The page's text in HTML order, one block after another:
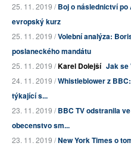
25. 11. 2019 /Boj o následnictví
evropský kurz
25. 11. 2019 /Volební analýza:
poslaneckého mandátu
25. 11. 2019 /Karel Dolejší Jak se
24. 11. 2019 /Whistleblower z
týkající s...
23. 11. 2019 /BBC TV odstranila
obecenstvo sm...
23. 11. 2019 /New York Times o